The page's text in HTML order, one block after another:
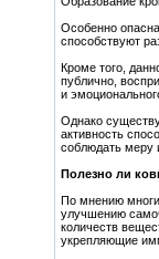
Особенно
способствуют
Кроме того,
публично,
и
Однако
активность
соблюдать меру
Полезно ли
По мнению
улучшению
количеств
укрепляющие